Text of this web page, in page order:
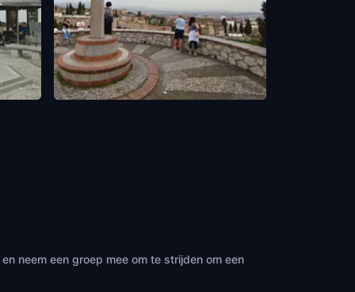
neem een groep mee om te strijden om een